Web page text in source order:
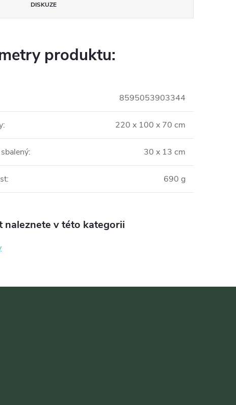
DISKUZE
produktu:
8595053903344
: 220 x 100 x 70 cm
: 30 x 13 cm
: 690 g
naleznete v této kategorii